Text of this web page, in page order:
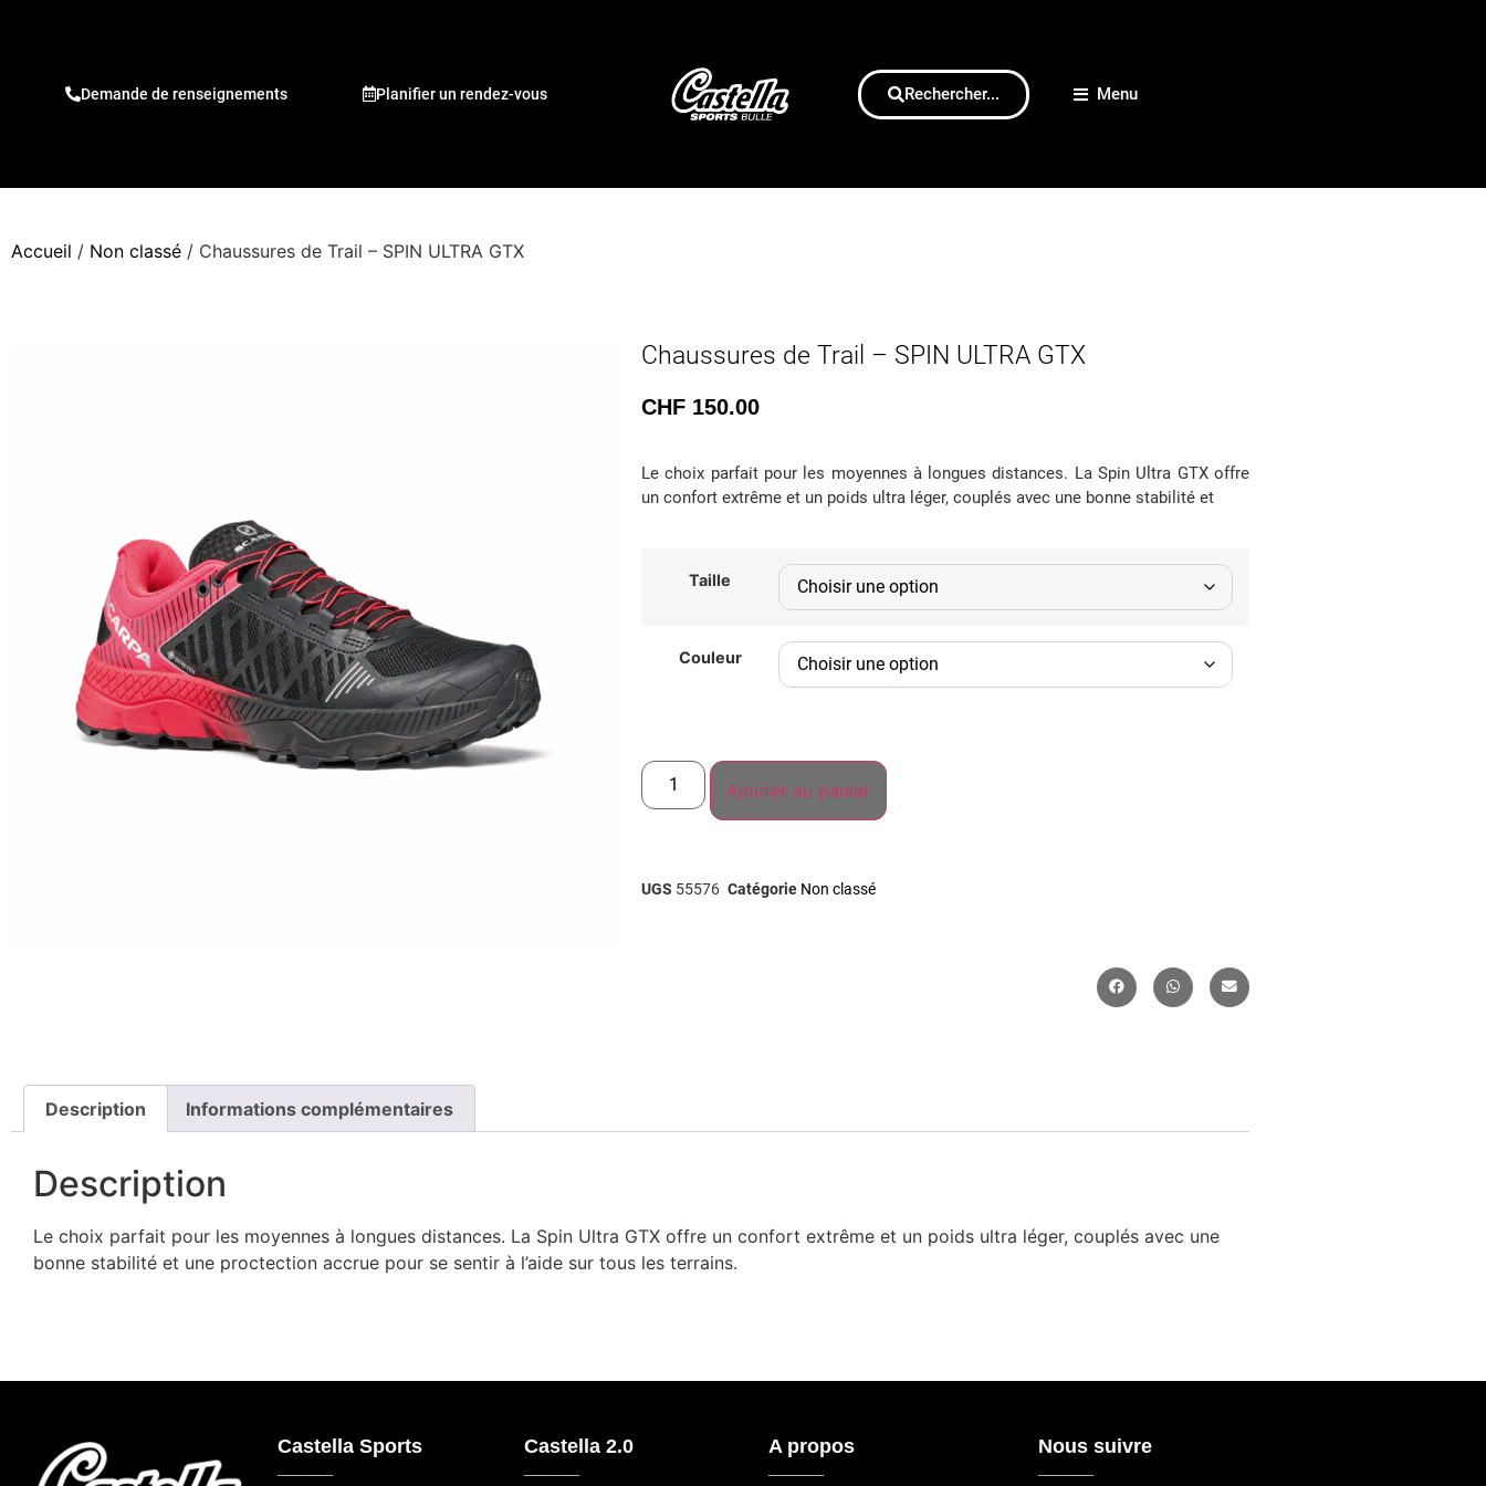
Demande de renseignements Planifier un rendez-vous Rechercher... Menu
Accueil / Non classé / Chaussures de Trail – SPIN ULTRA GTX
Chaussures de Trail – SPIN ULTRA GTX
CHF 150.00
Le choix parfait pour les moyennes à longues distances. La Spin Ultra GTX offre
un confort extrême et un poids ultra léger, couplés avec une bonne stabilité et
Taille
Couleur
Ajouter au panier
UGS 55576 Catégorie Non classé
Description Informations complémentaires
Description
Le choix parfait pour les moyennes à longues distances. La Spin Ultra GTX offre un confort extrême et un poids ultra léger, couplés avec une
bonne stabilité et une proctection accrue pour se sentir à l’aide sur tous les terrains.
Castella Sports
Castella 2.0
A propos
Nous suivre